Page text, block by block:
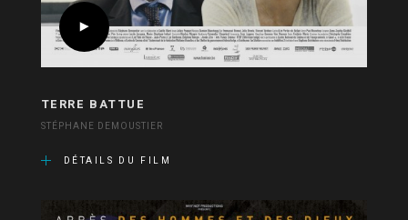
TERRE BATTUE
STÉPHANE DEMOUSTIER
DÉTAILS DU FILM